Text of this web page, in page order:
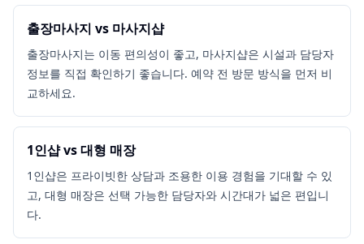
출장마사지 vs 마사지샵
출장마사지는 이동 편의성이 좋고, 마사지샵은 시설과 담당자
정보를 직접 확인하기 좋습니다. 예약 전 방문 방식을 먼저 비
교하세요.
1인샵 vs 대형 매장
1인샵은 프라이빗한 상담과 조용한 이용 경험을 기대할 수 있
고, 대형 매장은 선택 가능한 담당자와 시간대가 넓은 편입니
다.